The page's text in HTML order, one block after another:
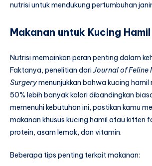
nutrisi untuk mendukung pertumbuhan
Makanan untuk Kucing Hamil
Nutrisi memainkan peran penting dalam
Faktanya, penelitian dariJournal of Feline
Surgerymenunjukkan bahwa kucing
50% lebih banyak kalori dibandingkan
memenuhi kebutuhan ini, pastikan kamu
makanan khusus kucing hamil atau kitten
protein, asam lemak, dan vitamin.
Beberapa tips penting terkait makanan: